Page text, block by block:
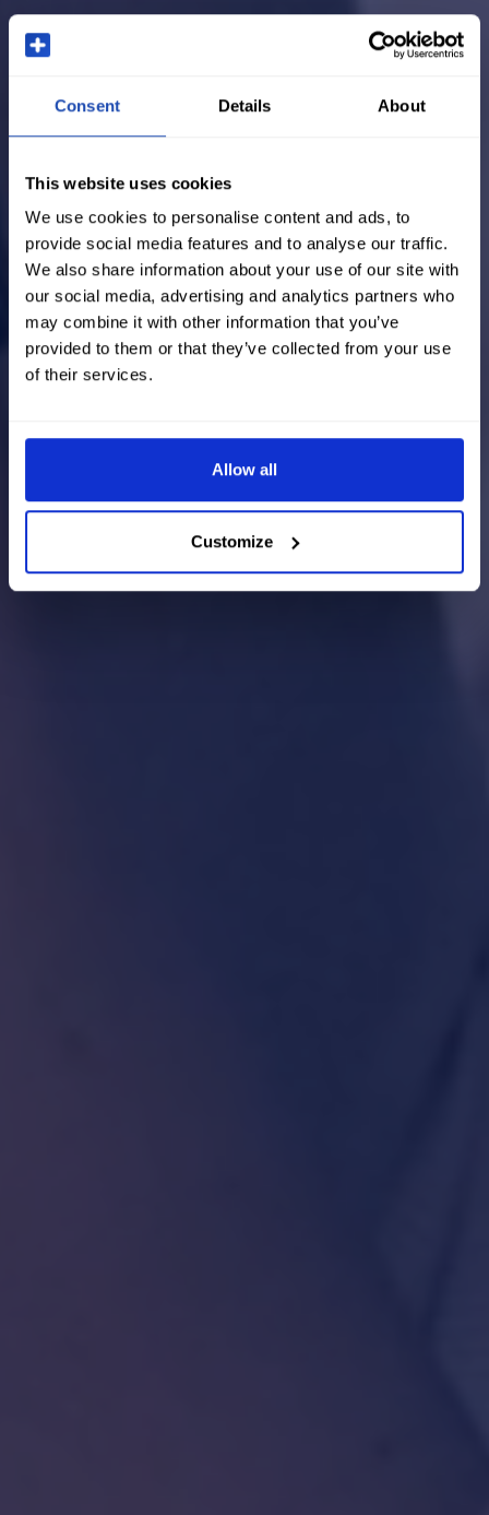
Consent Details About
This website uses cookies
We use cookies to personalise content and ads, to
provide social media features and to analyse our traffic.
We also share information about your use of our site with
our social media, advertising and analytics partners who
may combine it with other information that you’ve
provided to them or that they’ve collected from your use
of their services.
Allow all
Customize